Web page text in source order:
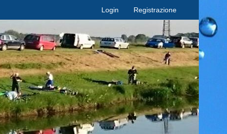
Login Registrazione